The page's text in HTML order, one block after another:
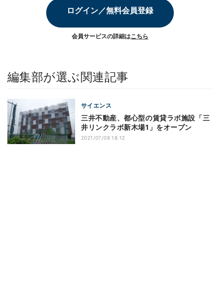
ログイン／無料会員登録
会員サービスの詳細はこちら
編集部が選ぶ関連記事
サイエンス
三井不動産、都心型の賃貸ラボ施設「三
井リンクラボ新木場1」をオープン
2021/07/08 18:12